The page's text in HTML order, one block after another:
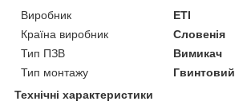
Виробник
ETI
Країна виробник
Словенія
Тип ПЗВ
Вимикач
Тип монтажу
Гвинтовий
Технічні характеристики